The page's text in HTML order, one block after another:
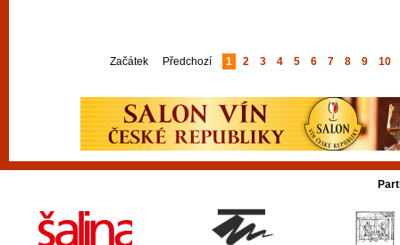
Začátek Předchozí 1 2 3 4 5 6 7 8 9 10